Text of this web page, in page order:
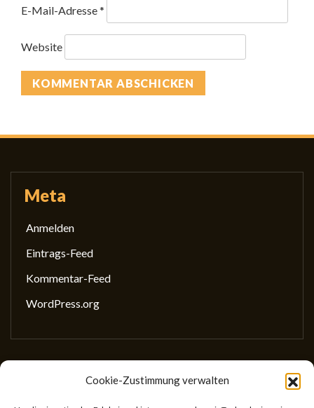
Cookie-Zustimmung verwalten
E-Mail-Adresse*
Website
Meta
Anmelden
Eintrags-Feed
Kommentar-Feed
WordPress.org
Gesellschaft für wissenschaftliches Schreiben
(GewissS)